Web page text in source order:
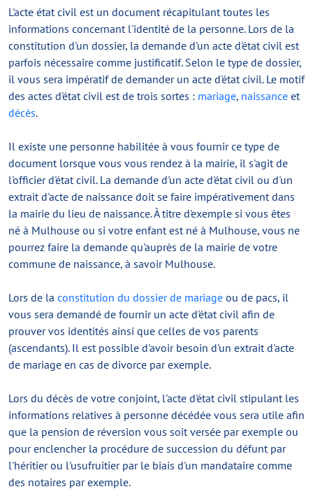
L'acte état civil est un document récapitulant toutes les
informations concernant l'identité de la personne. Lors de la
constitution d'un dossier, la demande d'un acte d'état civil est
parfois nécessaire comme justificatif. Selon le type de dossier,
il vous sera impératif de demander un acte d'état civil. Le motif
des actes d'état civil est de trois sortes : mariage, naissance et
décès.
Il existe une personne habilitée à vous fournir ce type de
document lorsque vous vous rendez à la mairie, il s'agit de
l'officier d'état civil. La demande d'un acte d'état civil ou d'un
extrait d'acte de naissance doit se faire impérativement dans
la mairie du lieu de naissance. À titre d'exemple si vous êtes
né à Mulhouse ou si votre enfant est né à Mulhouse, vous ne
pourrez faire la demande qu'auprès de la mairie de votre
commune de naissance, à savoir Mulhouse.
Lors de la constitution du dossier de mariage ou de pacs, il
vous sera demandé de fournir un acte d'état civil afin de
prouver vos identités ainsi que celles de vos parents
(ascendants). Il est possible d'avoir besoin d'un extrait d'acte
de mariage en cas de divorce par exemple.
Lors du décès de votre conjoint, l'acte d'état civil stipulant les
informations relatives à personne décédée vous sera utile afin
que la pension de réversion vous soit versée par exemple ou
pour enclencher la procédure de succession du défunt par
l'héritier ou l'usufruitier par le biais d'un mandataire comme
des notaires par exemple.